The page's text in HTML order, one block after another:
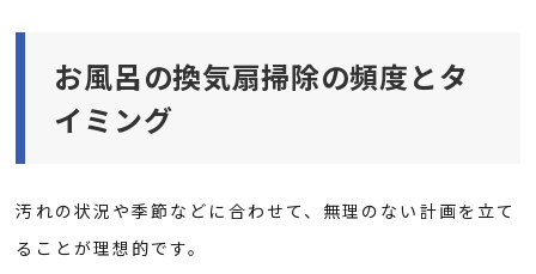
お風呂の換気扇掃除の頻度とタ
イミング
汚れの状況や季節などに合わせて、無理のない計画を立て
ることが理想的です。